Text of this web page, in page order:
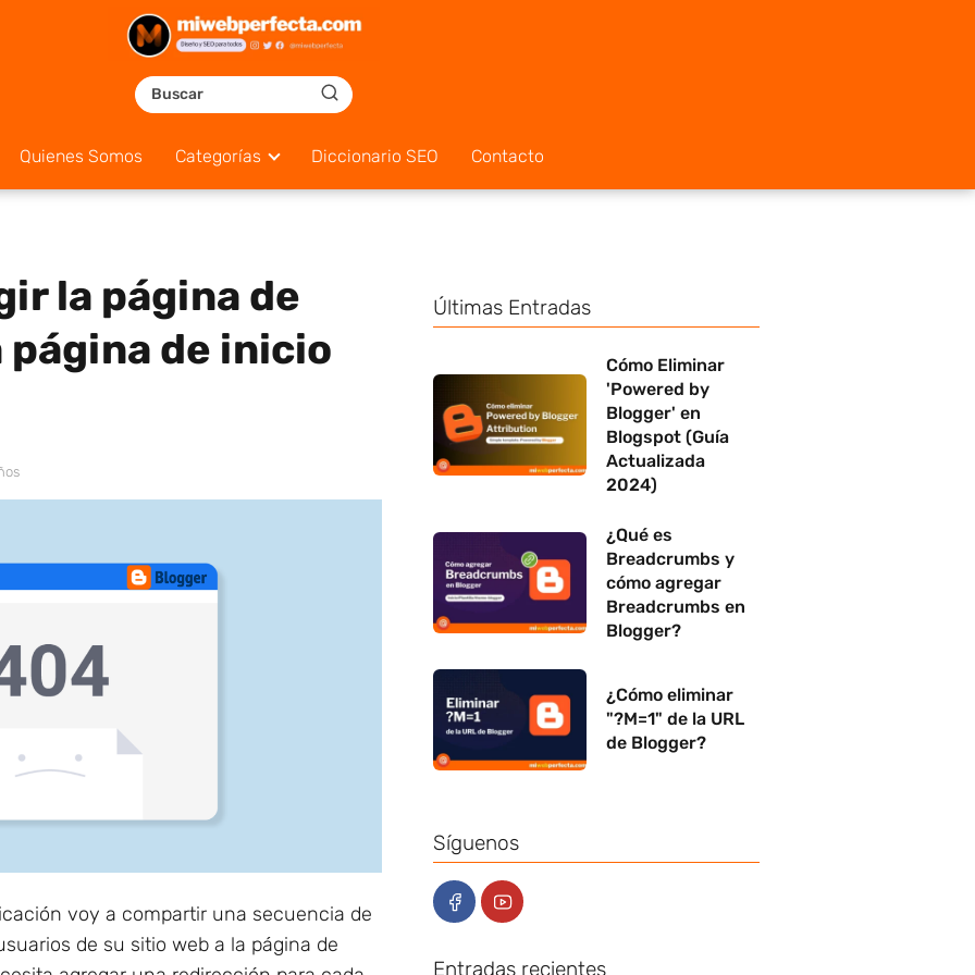
Quienes Somos Categorías Diccionario SEO Contacto
la página de
de inicio
voy a compartir una secuencia de
de su sitio web a la página de
Últimas Entradas
Cómo Eliminar
'Powered by
Blogger' en
Blogspot (Guía
Actualizada
2024)
¿Qué es
Breadcrumbs y
cómo agregar
Breadcrumbs en
Blogger?
¿Cómo eliminar
"?M=1" de la URL
de Blogger?
Síguenos
Entradas recientes